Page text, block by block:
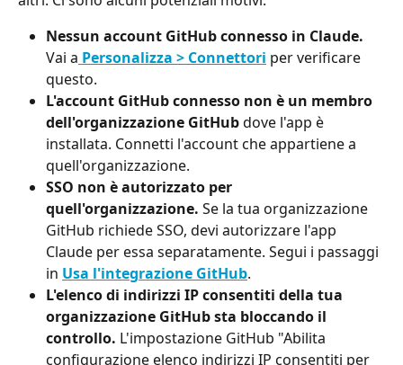
Nessun account GitHub connesso in Claude.
Vai a Personalizza > Connettori per verificare
questo.
L'account GitHub connesso non è un membro
dell'organizzazione GitHub dove l'app è
installata. Connetti l'account che appartiene a
quell'organizzazione.
SSO non è autorizzato per
quell'organizzazione. Se la tua organizzazione
GitHub richiede SSO, devi autorizzare l'app
Claude per essa separatamente. Segui i passaggi
in Usa l'integrazione GitHub.
L'elenco di indirizzi IP consentiti della tua
organizzazione GitHub sta bloccando il
controllo. L'impostazione GitHub "Abilita
configurazione elenco indirizzi IP consentiti per